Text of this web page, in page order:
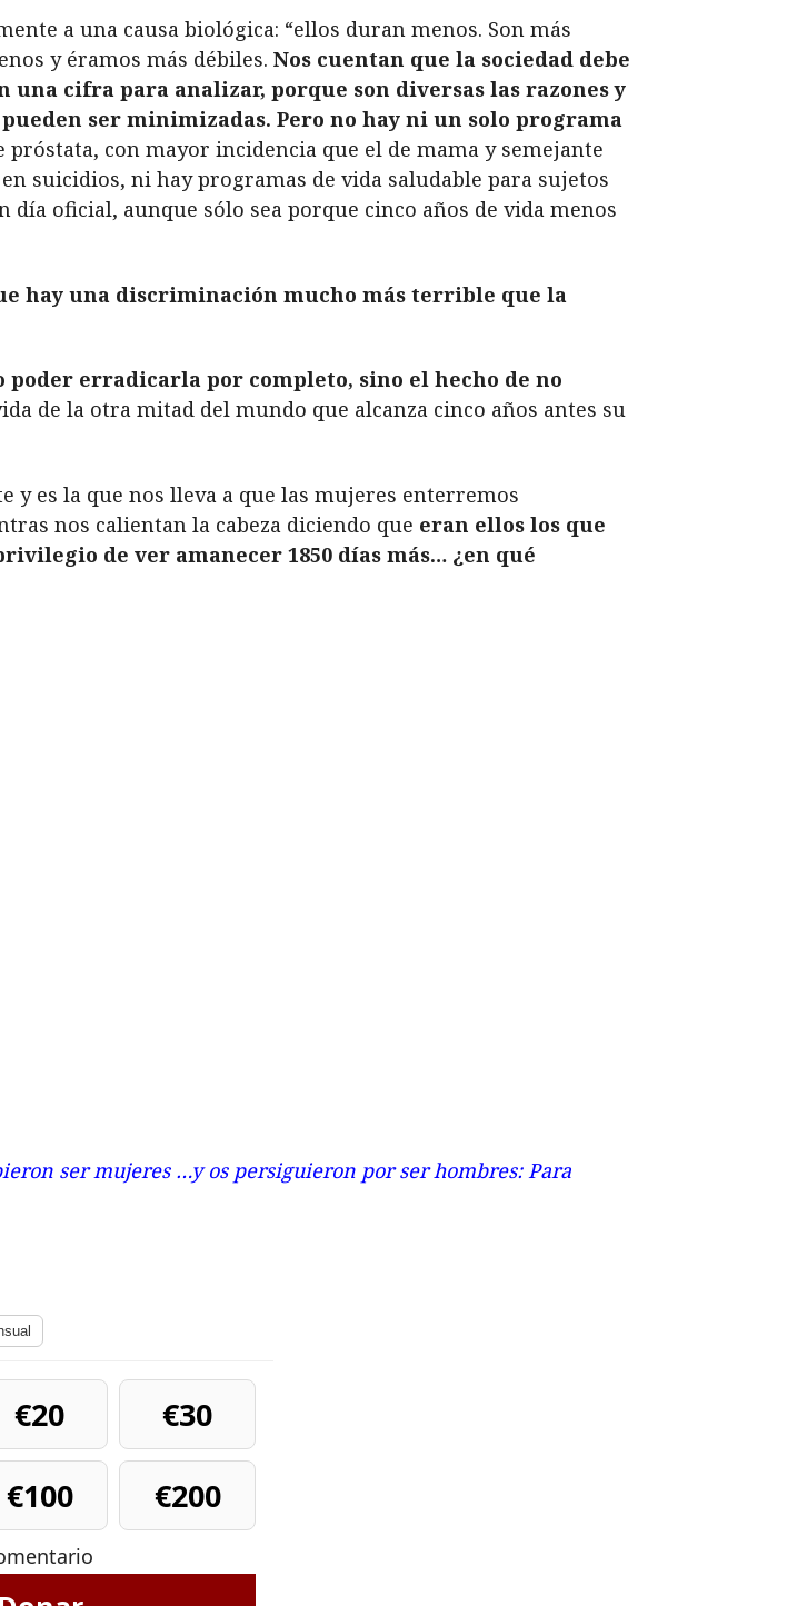
a una causa biológica: “ellos duran menos. Son más
y éramos más débiles. Nos cuentan que la sociedad debe
una cifra para analizar, porque son diversas las razones y
ser minimizadas. Pero no hay ni un solo programa
próstata, con mayor incidencia que el de mama y semejante
suicidios, ni hay programas de vida saludable para sujetos
oficial, aunque sólo sea porque cinco años de vida menos
hay una discriminación mucho más terrible que la
poder erradicarla por completo, sino el hecho de no
de la otra mitad del mundo que alcanza cinco años antes su
y es la que nos lleva a que las mujeres enterremos
nos calientan la cabeza diciendo que eran ellos los que
de ver amanecer 1850 días más… ¿en qué
ser mujeres …y os persiguieron por ser hombres: Para
€20
€30
€100 €200